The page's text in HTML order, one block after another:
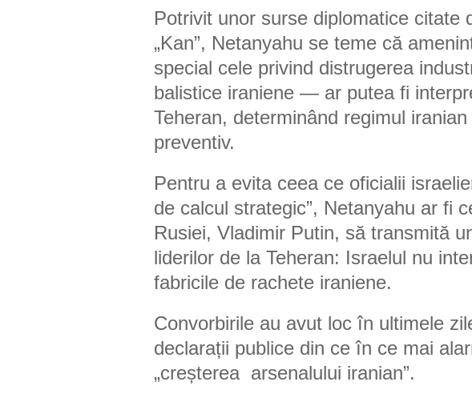
Potrivit unor surse diplomatice citate
„Kan”, Netanyahu se teme că
special cele privind distrugerea
balistice iraniene — ar putea fi
Teheran, determinând regimul
preventiv.
Pentru a evita ceea ce oficialii
de calcul strategic”, Netanyahu ar fi
Rusiei, Vladimir Putin, să transmită
liderilor de la Teheran: Israelul nu
fabricile de rachete iraniene.
Convorbirile au avut loc în ultimele
declarații publice din ce în ce mai
„creșterea arsenalului iranian”.